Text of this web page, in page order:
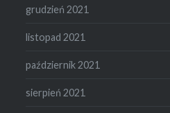
grudzień 2021
listopad 2021
październik 2021
sierpień 2021